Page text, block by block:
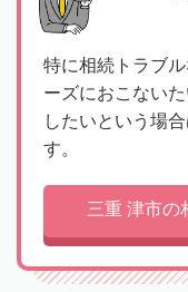
特に相続トラブ
ーズにおこない
したいという場
す。
三重 津市の